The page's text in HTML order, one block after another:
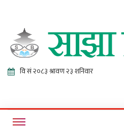
Online News Portal